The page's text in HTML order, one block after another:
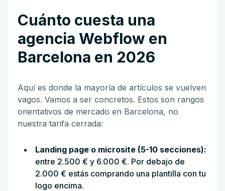
Cuánto cuesta una
agencia Webflow en
Barcelona en 2026
Aquí es donde la mayoría de artículos se vuelven
vagos. Vamos a ser concretos. Estos son rangos
orientativos de mercado en Barcelona, no
nuestra tarifa cerrada:
Landing page o microsite (5-10 secciones):
entre 2.500 € y 6.000 €. Por debajo de
2.000 € estás comprando una plantilla con tu
logo encima.